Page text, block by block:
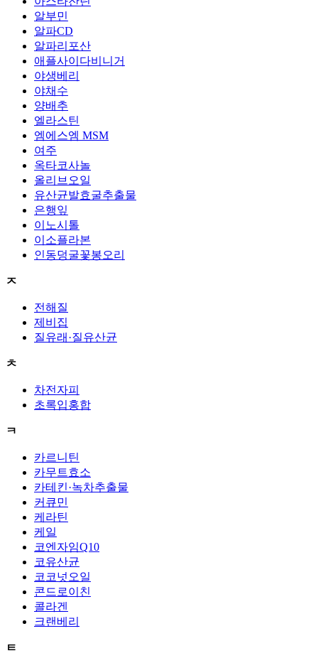
알부민
알파CD
알파리포산
애플사이다비니거
야생베리
야채수
양배추
엘라스틴
엠에스엠 MSM
여주
옥타코사놀
올리브오일
유산균발효굴추출물
은행잎
이노시톨
이소플라본
인동덩굴꽃봉오리
ㅈ
전해질
제비집
질유래·질유산균
ㅊ
차전자피
초록입홍합
ㅋ
카르니틴
카무트효소
카테킨·녹차추출물
커큐민
케라틴
케일
코엔자임Q10
코유산균
코코넛오일
콘드로이친
콜라겐
크랜베리
ㅌ